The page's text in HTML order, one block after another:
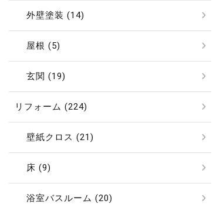
外壁塗装 (14)
屋根 (5)
玄関 (19)
リフォーム (224)
壁紙クロス (21)
床 (9)
浴室バスルーム (20)